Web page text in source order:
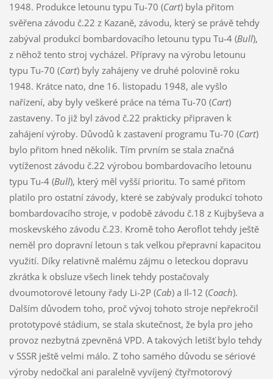
1948. Produkce letounu typu Tu-70 (Cart) byla přitom
svěřena závodu č.22 z Kazaně, závodu, který se právě tehdy
zabýval produkcí bombardovacího letounu typu Tu-4 (Bull),
z něhož tento stroj vycházel. Přípravy na výrobu letounu
typu Tu-70 (Cart) byly zahájeny ve druhé polovině roku
1948. Krátce nato, dne 16. listopadu 1948, ale vyšlo
nařízení, aby byly veškeré práce na téma Tu-70 (Cart)
zastaveny. To již byl závod č.22 prakticky připraven k
zahájení výroby. Důvodů k zastavení programu Tu-70 (Cart)
bylo přitom hned několik. Tím prvním se stala značná
vytíženost závodu č.22 výrobou bombardovacího letounu
typu Tu-4 (Bull), který měl vyšší prioritu. To samé přitom
platilo pro ostatní závody, které se zabývaly produkcí tohoto
bombardovacího stroje, v podobě závodu č.18 z Kujbyševa a
moskevského závodu č.23. Kromě toho Aeroflot tehdy ještě
neměl pro dopravní letoun s tak velkou přepravní kapacitou
využití. Díky relativně malému zájmu o leteckou dopravu
zkrátka k obsluze všech linek tehdy postačovaly
dvoumotorové letouny řady Li-2P (Cab) a Il-12 (Coach).
Dalším důvodem toho, proč vývoj tohoto stroje nepřekročil
prototypové stádium, se stala skutečnost, že byla pro jeho
provoz nezbytná zpevněná VPD. A takových letišť bylo tehdy
v SSSR ještě velmi málo. Z toho samého důvodu se sériové
výroby nedočkal ani paralelně vyvíjený čtyřmotorový